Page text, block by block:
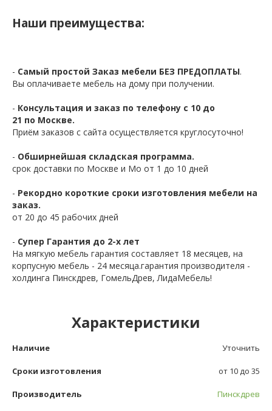
Наши преимущества:
- Самый простой Заказ мебели БЕЗ ПРЕДОПЛАТЫ.
Вы оплачиваете мебель на дому при получении.
- Консультация и заказ по телефону с 10 до
21 по Москве.
Приём заказов с сайта осуществляется круглосуточно!
- Обширнейшая складская программа.
срок доставки по Москве и Мо от 1 до 10 дней
- Рекордно короткие сроки изготовления мебели на
заказ.
от 20 до 45 рабочих дней
- Супер Гарантия до 2-х лет
На мягкую мебель гарантия составляет 18 месяцев, на
корпусную мебель - 24 месяца.гарантия производителя -
холдинга Пинскдрев, ГомельДрев, ЛидаМебель!
Характеристики
Наличие Уточнить
Сроки изготовления от 10 до 35
Производитель Пинскдрев